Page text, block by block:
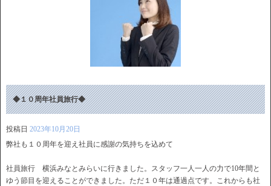
◆１０周年社員旅行◆
投稿日 2023年10月20日
弊社も１０周年を迎え社員に感謝の気持ちを込めて
社員旅行 横浜みなとみらいに行きました。スタッフ一人一人の力で10年間と
ゆう節目を迎えることができました。ただ１０年は通過点です。これからも社